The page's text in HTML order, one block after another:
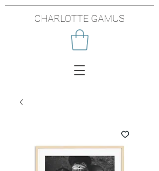
CHARLOTTE GAMUS